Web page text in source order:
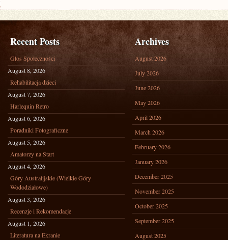
Recent Posts
Głos Społeczności
August 8, 2026
Rehabilitacja dzieci
August 7, 2026
Harlequin Retro
August 6, 2026
Poradniki Fotograficzne
August 5, 2026
Amatorzy na Start
August 4, 2026
Góry Australijskie (Wielkie Góry
Wododziałowe)
August 3, 2026
Recenzje i Rekomendacje
August 1, 2026
Literatura na Ekranie
Archives
August 2026
July 2026
June 2026
May 2026
April 2026
March 2026
February 2026
January 2026
December 2025
November 2025
October 2025
September 2025
August 2025